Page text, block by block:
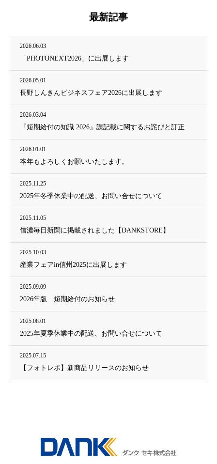
最新記事
2026.06.03
「PHOTONEXT2026」に出展します
2026.05.01
長野しんきんビジネスフェア2026に出展します
2026.03.04
『短期給付の知識 2026』誤記載に関するお詫びと訂正
2026.01.01
本年もよろしくお願いいたします。
2025.11.25
2025年冬季休業中の配送、お問い合せについて
2025.11.05
信濃毎日新聞に掲載されました【DANKSTORE】
2025.10.03
産業フェアin信州2025に出展します
2025.09.09
2026年版 短期給付のお知らせ
2025.08.01
2025年夏季休業中の配送、お問い合せについて
2025.07.15
【フォトレボ】新商品リリースのお知らせ